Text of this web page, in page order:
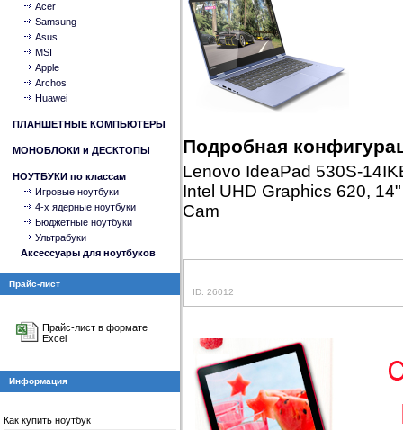
Acer
Samsung
Asus
MSI
Apple
Archos
Huawei
ПЛАНШЕТНЫЕ КОМПЬЮТЕРЫ
МОНОБЛОКИ и ДЕСКТОПЫ
НОУТБУКИ по классам
Игровые ноутбуки
4-x ядерные ноутбуки
Бюджетные ноутбуки
Ультрабуки
Аксессуары для ноутбуков
Прайс-лист
Прайс-лист в формате
Excel
Информация
Как купить ноутбук
Подробная
Lenovo IdeaPad 530S-
Intel UHD Graphics 620,
Cam
ID: 26012